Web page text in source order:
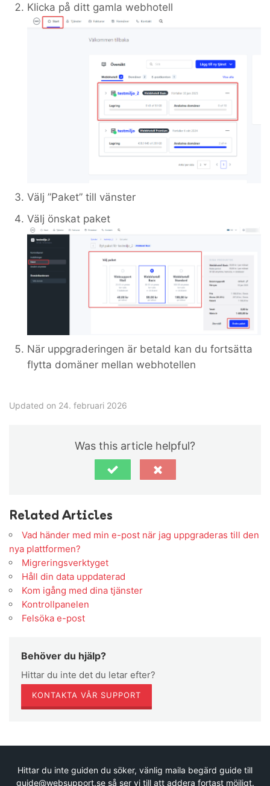
Klicka på ditt gamla webhotell
Välj ”Paket” till vänster
Välj önskat paket
När uppgraderingen är betald kan du fortsätta
flytta domäner mellan webhotellen
Updated on 24. februari 2026
Was this article helpful?
Related Articles
Vad händer med min e-post när jag uppgraderas till den
nya plattformen?
Migreringsverktyget
Håll din data uppdaterad
Kom igång med dina tjänster
Kontrollpanelen
Felsöka e-post
Behöver du hjälp?
Hittar du inte det du letar efter?
KONTAKTA VÅR SUPPORT
Hittar du inte guiden du söker, vänlig maila begärd guide till
guide@websupport.se så ser vi till att addera fortast möjligt.